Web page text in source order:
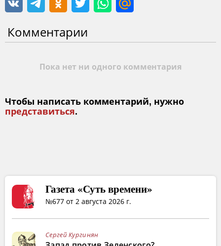
Комментарии
Пока нет ни одного комментария
Чтобы написать комментарий, нужно
представиться.
Газета «Суть времени»
№677 от 2 августа 2026 г.
Сергей Кургинян